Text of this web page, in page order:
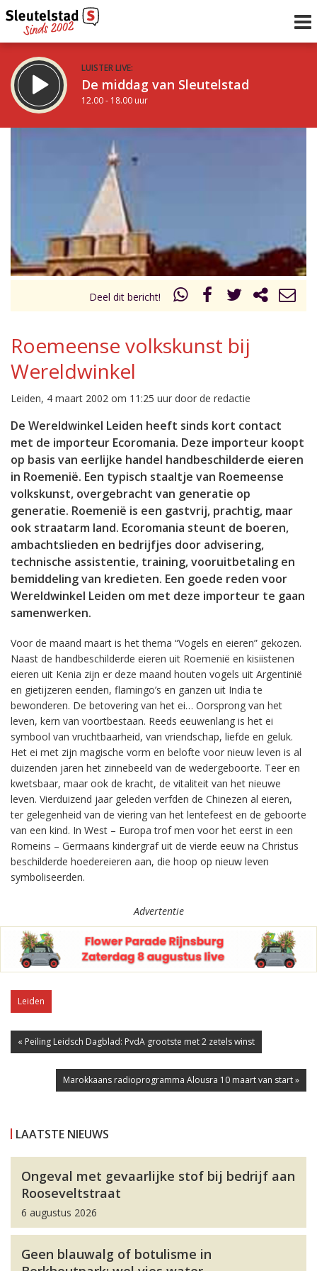
LUISTER LIVE:
De middag van Sleutelstad
12.00 - 18.00 uur
De avond van Sleutelstad
Deel dit bericht!
Roemeense volkskunst bij
Wereldwinkel
Leiden, 4 maart 2002 om 11:25 uur door de redactie
De Wereldwinkel Leiden heeft sinds kort contact
met de importeur Ecoromania. Deze importeur koopt
op basis van eerlijke handel handbeschilderde eieren
in Roemenië. Een typisch staaltje van Roemeense
volkskunst, overgebracht van generatie op
generatie. Roemenië is een gastvrij, prachtig, maar
ook straatarm land. Ecoromania steunt de boeren,
ambachtslieden en bedrijfjes door advisering,
technische assistentie, training, vooruitbetaling en
bemiddeling van kredieten. Een goede reden voor
Wereldwinkel Leiden om met deze importeur te gaan
samenwerken.
Voor de maand maart is het thema “Vogels en eieren” gekozen.
Naast de handbeschilderde eieren uit Roemenië en kisiistenen
eieren uit Kenia zijn er deze maand houten vogels uit Argentinië
en gietijzeren eenden, flamingo’s en ganzen uit India te
bewonderen. De betovering van het ei… Oorsprong van het
leven, kern van voortbestaan. Reeds eeuwenlang is het ei
symbool van vruchtbaarheid, van vriendschap, liefde en geluk.
Het ei met zijn magische vorm en belofte voor nieuw leven is al
duizenden jaren het zinnebeeld van de wedergeboorte. Teer en
kwetsbaar, maar ook de kracht, de vitaliteit van het nieuwe
leven. Vierduizend jaar geleden verfden de Chinezen al eieren,
ter gelegenheid van de viering van het lentefeest en de geboorte
van een kind. In West – Europa trof men voor het eerst in een
Romeins – Germaans kindergraf uit de vierde eeuw na Christus
beschilderde hoedereieren aan, die hoop op nieuw leven
symboliseerden.
Advertentie
Leiden
« Peiling Leidsch Dagblad: PvdA grootste met 2 zetels winst
Marokkaans radioprogramma Alousra 10 maart van start »
LAATSTE NIEUWS
Ongeval met gevaarlijke stof bij bedrijf aan
Rooseveltstraat
6 augustus 2026
Geen blauwalg of botulisme in